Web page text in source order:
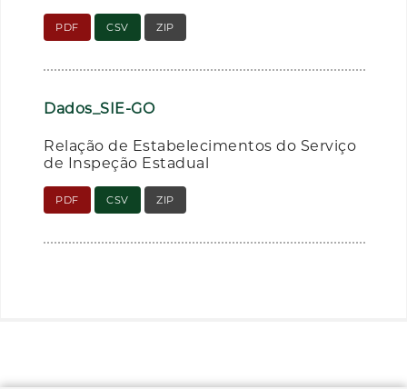
PDF CSV ZIP
Dados_SIE-GO
Relação de Estabelecimentos do Serviço
de Inspeção Estadual
PDF CSV ZIP